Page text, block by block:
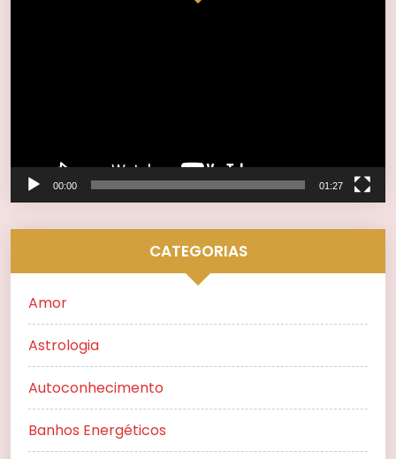
00:00 01:27
CATEGORIAS
Amor
Astrologia
Autoconhecimento
Banhos Energéticos